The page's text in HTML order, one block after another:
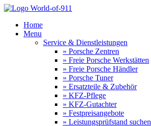
Home
Menu
Service & Dienstleistungen
» Porsche Zentren
» Freie Porsche Werkstätten
» Freie Porsche Händler
» Porsche Tuner
» Ersatzteile & Zubehör
» KFZ-Pflege
» KFZ-Gutachter
» Festpreisangebote
» Leistungsprüfstand suchen